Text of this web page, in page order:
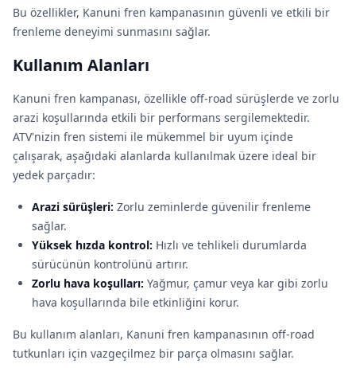
Bu özellikler, Kanuni fren kampanasının güvenli ve etkili bir
frenleme deneyimi sunmasını sağlar.
Kullanım Alanları
Kanuni fren kampanası, özellikle off-road sürüşlerde ve zorlu
arazi koşullarında etkili bir performans sergilemektedir.
ATV'nizin fren sistemi ile mükemmel bir uyum içinde
çalışarak, aşağıdaki alanlarda kullanılmak üzere ideal bir
yedek parçadır:
Arazi sürüşleri: Zorlu zeminlerde güvenilir frenleme
sağlar.
Yüksek hızda kontrol: Hızlı ve tehlikeli durumlarda
sürücünün kontrolünü artırır.
Zorlu hava koşulları: Yağmur, çamur veya kar gibi zorlu
hava koşullarında bile etkinliğini korur.
Bu kullanım alanları, Kanuni fren kampanasının off-road
tutkunları için vazgeçilmez bir parça olmasını sağlar.